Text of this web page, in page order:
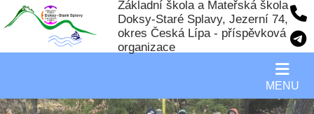
Základní škola a Mateřská škola
Doksy-Staré Splavy, Jezerní 74,
okres Česká Lípa - příspěvková
organizace
MENU